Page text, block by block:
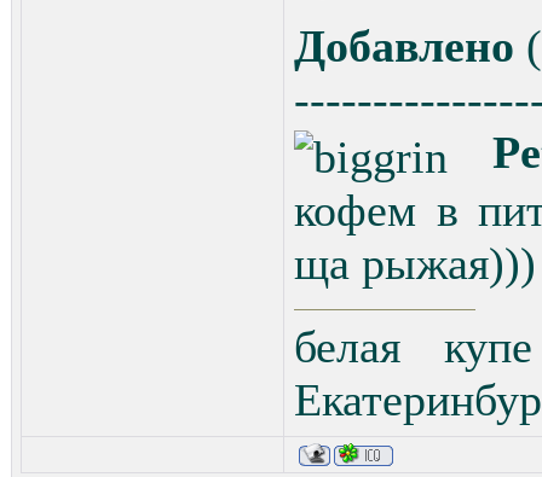
Добавлено
кофем в
ща рыжая)))
белая